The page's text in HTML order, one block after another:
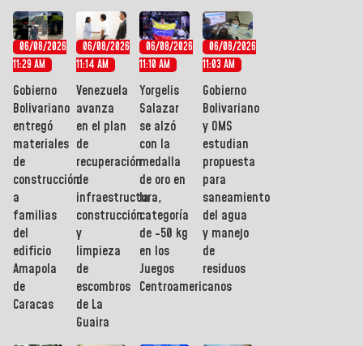
06/08/2026
11:29 AM
Gobierno
Bolivariano
entregó
materiales
de
construcción
a
familias
del
edificio
Amapola
de
Caracas
06/08/2026
11:14 AM
Venezuela
avanza
en el plan
de
recuperación
de
infraestructura,
construcción
y
limpieza
de
escombros
de La
Guaira
06/08/2026
11:10 AM
Yorgelis
Salazar
se alzó
con la
medalla
de oro en
la
categoría
de -50 kg
en los
Juegos
Centroamericanos
06/08/2026
11:03 AM
Gobierno
Bolivariano
y OMS
estudian
propuesta
para
saneamiento
del agua
y manejo
de
residuos